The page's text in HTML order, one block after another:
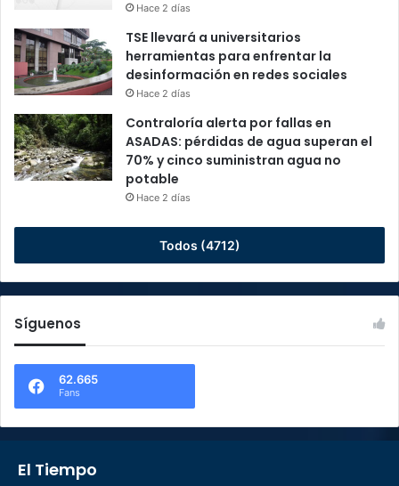
Hace 2 días
TSE llevará a universitarios
herramientas para enfrentar la
desinformación en redes sociales
Hace 2 días
Contraloría alerta por fallas en
ASADAS: pérdidas de agua superan el
70% y cinco suministran agua no
potable
Hace 2 días
Todos (4712)
Síguenos
62.665
Fans
El Tiempo